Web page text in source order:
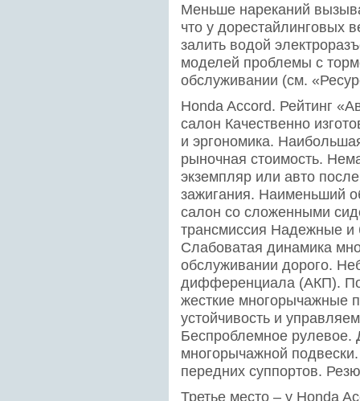
Меньше нареканий
что у дорестайлинговых
залить водой
моделей проблемы с
обслуживании (см.
Honda Accord. Рейтинг
салон Качественно
и эргономика.
рыночная стоимость.
экземпляр или авто
зажигания. Наименьший
салон со сложенными
трансмиссия Надежные и
Слабоватая динамика
обслуживании дорого.
дифференциала (АКП).
жесткие многорычажные
устойчивость и
Беспроблемное рулевое.
многорычажной
передних суппортов.
Третье место – у Honda